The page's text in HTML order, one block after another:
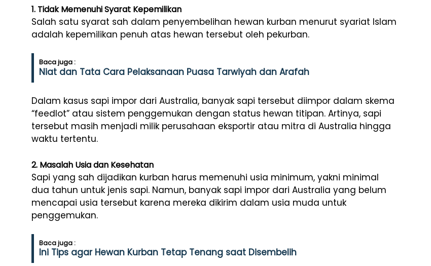
1. Tidak Memenuhi Syarat Kepemilikan
Salah satu syarat sah dalam penyembelihan hewan kurban menurut syariat Islam
adalah kepemilikan penuh atas hewan tersebut oleh pekurban.
Baca juga :
Niat dan Tata Cara Pelaksanaan Puasa Tarwiyah dan Arafah
Dalam kasus sapi impor dari Australia, banyak sapi tersebut diimpor dalam skema
“feedlot” atau sistem penggemukan dengan status hewan titipan. Artinya, sapi
tersebut masih menjadi milik perusahaan eksportir atau mitra di Australia hingga
waktu tertentu.
2. Masalah Usia dan Kesehatan
Sapi yang sah dijadikan kurban harus memenuhi usia minimum, yakni minimal
dua tahun untuk jenis sapi. Namun, banyak sapi impor dari Australia yang belum
mencapai usia tersebut karena mereka dikirim dalam usia muda untuk
penggemukan.
Baca juga :
Ini Tips agar Hewan Kurban Tetap Tenang saat Disembelih